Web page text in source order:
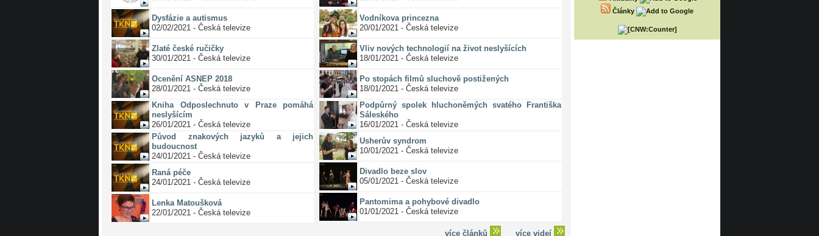
Dysfázie a autismus
02/02/2021 - Česká televize
Zlaté české ručičky
30/01/2021 - Česká televize
Ocenění ASNEP 2018
28/01/2021 - Česká televize
Kniha Odposlechnuto v Praze pomáhá
neslyšícím
26/01/2021 - Česká televize
Původ znakových jazyků a jejich
budoucnost
24/01/2021 - Česká televize
Raná péče
24/01/2021 - Česká televize
Lenka Matoušková
22/01/2021 - Česká televize
Vodníkova princezna
20/01/2021 - Česká televize
Vliv nových technologií na život neslyšících
18/01/2021 - Česká televize
Po stopách filmů sluchově postižených
18/01/2021 - Česká televize
Podpůrný spolek hluchoněmých svatého Františka
Sáleského
16/01/2021 - Česká televize
Usherův syndrom
10/01/2021 - Česká televize
Divadlo beze slov
05/01/2021 - Česká televize
Pantomima a pohybové divadlo
01/01/2021 - Česká televize
více článků více videí
Články